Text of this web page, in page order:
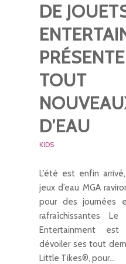
DE
TOUT
D’EAU
KIDS
L’été est enfin
jeux d’eau MGA
pour des journées
rafraîchissantes Le
Entertainment
dévoiler ses tout
Little Tikes®, pour…